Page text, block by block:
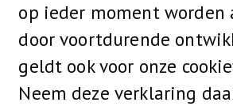
op ieder moment worden
door voortdurende
geldt ook voor onze
Neem deze verklaring